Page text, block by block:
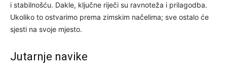
i stabilnošću. Dakle, ključne riječi su ravnoteža i prilagodba.
Ukoliko to ostvarimo prema zimskim načelima; sve ostalo će
sjesti na svoje mjesto.
Jutarnje navike